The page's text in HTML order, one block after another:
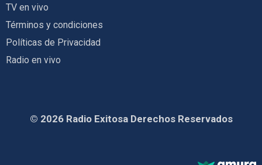
TV en vivo
Términos y condiciones
Políticas de Privacidad
Radio en vivo
© 2026 Radio Exitosa Derechos Reservados